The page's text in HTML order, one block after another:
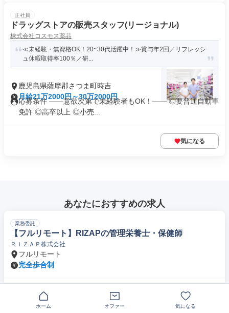
正社員
ドラッグストアの販売スタッフ(リージョナル)
株式会社コスモス薬品
≪未経験・無資格OK！20~30代活躍中！≫賞与年2回／リフレッシ
ュ休暇取得率100％／研...
鹿児島県薩摩郡さつま町時吉
月給21万2000円～30万2000円
応募条件 ――意欲次第で未経験者もOK！―― ◎要普通自動車
免許 ◎高卒以上 ◎小売...
気になる
あなたにおすすめの求人
業務委託
【フルリモート】RIZAPの管理栄養士・保健師
ＲＩＺＡＰ株式会社
フルリモート
完全歩合制
気になる
ホーム オファー 気になる